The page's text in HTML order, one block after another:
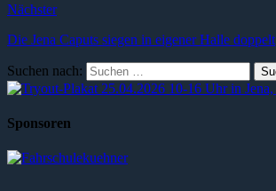
Nächster
Die Jena Caputs siegen in eigener Halle doppelt
Suchen nach:
Sponsoren